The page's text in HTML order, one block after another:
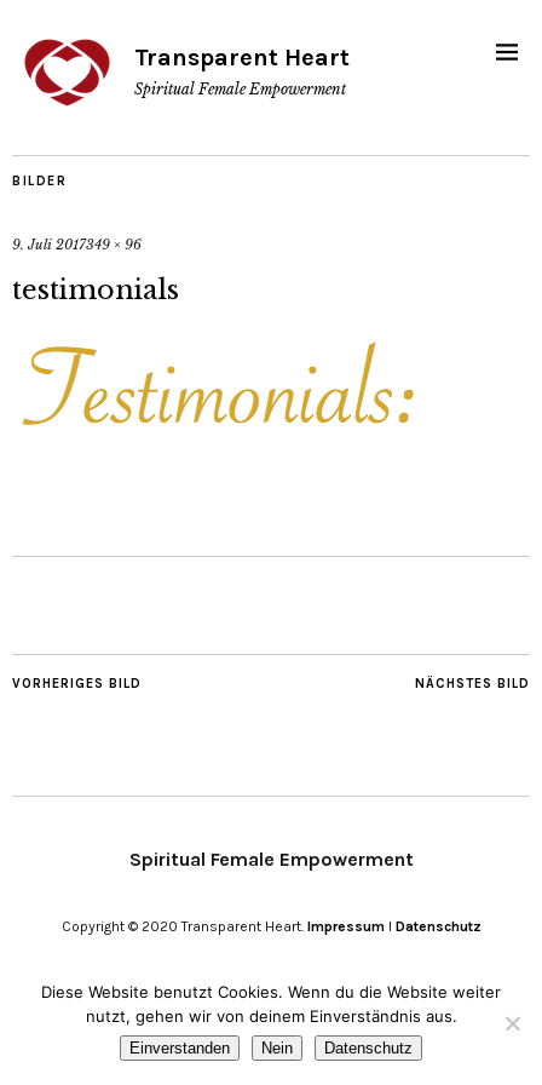
Transparent Heart
Spiritual Female Empowerment
BILDER
9. Juli 2017349 × 96
testimonials
NÄCHSTES BILD
VORHERIGES BILD
Spiritual Female Empowerment
Copyright © 2020 Transparent Heart. ImpressumI Datenschutz
Diese Website benutzt Cookies. Wenn du die Website weiter
nutzt, gehen wir von deinem Einverständnis aus.
Einverstanden Nein Datenschutz